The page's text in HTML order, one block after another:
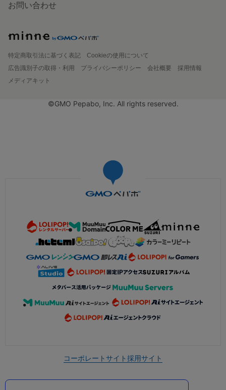
お問い合わせ
特定商取引法に基づく表記
Cookieの使用について
広告識別子の取得・利用
プライバシーポリシー 会社概要
採用情報
メディアキット
©GMO Pepabo, Inc. All rights reserved.
コーポレートサイト採用サイト